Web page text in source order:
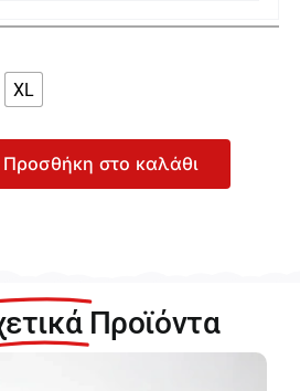
XL
Προσθήκη στο καλάθι
Προϊόντα